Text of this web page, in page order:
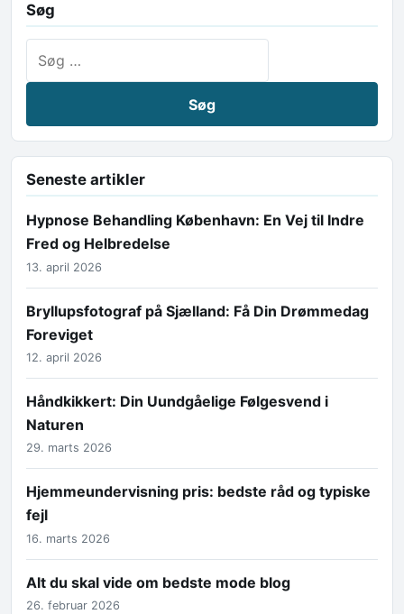
Søg
Seneste artikler
Hypnose Behandling København: En Vej til Indre
Fred og Helbredelse
13. april 2026
Bryllupsfotograf på Sjælland: Få Din Drømmedag
Foreviget
12. april 2026
Håndkikkert: Din Uundgåelige Følgesvend i
Naturen
29. marts 2026
Hjemmeundervisning pris: bedste råd og typiske
fejl
16. marts 2026
Alt du skal vide om bedste mode blog
26. februar 2026